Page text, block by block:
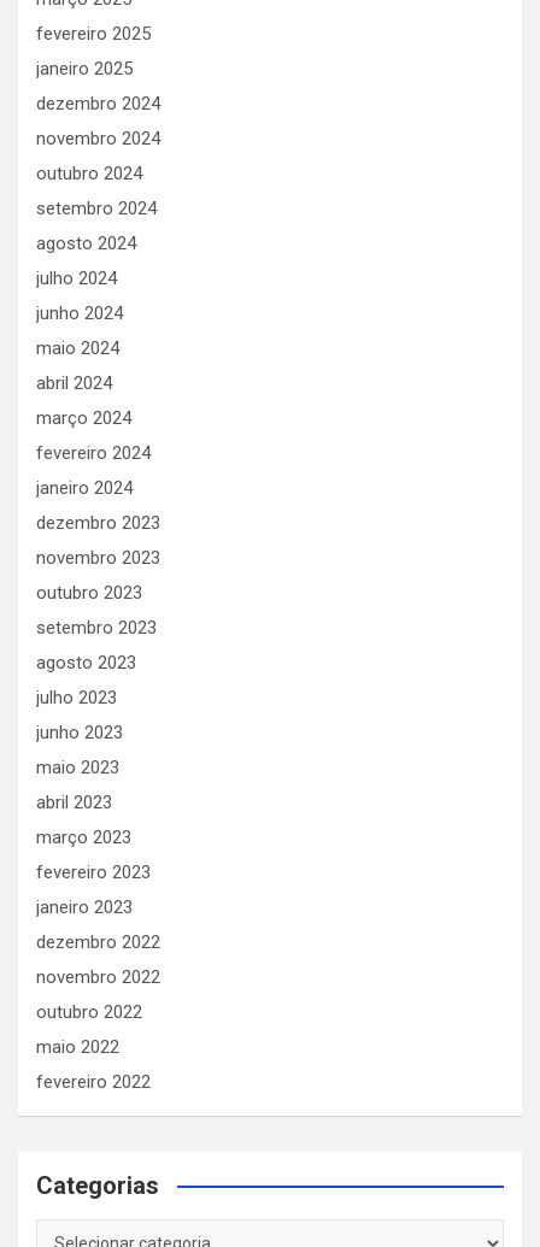
fevereiro 2025
janeiro 2025
dezembro 2024
novembro 2024
outubro 2024
setembro 2024
agosto 2024
julho 2024
junho 2024
maio 2024
abril 2024
março 2024
fevereiro 2024
janeiro 2024
dezembro 2023
novembro 2023
outubro 2023
setembro 2023
agosto 2023
julho 2023
junho 2023
maio 2023
abril 2023
março 2023
fevereiro 2023
janeiro 2023
dezembro 2022
novembro 2022
outubro 2022
maio 2022
fevereiro 2022
Categorias
Categorias